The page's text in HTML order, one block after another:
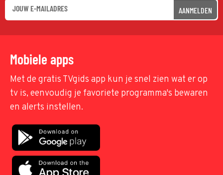
AANMELDEN
Mobiele apps
Met de gratis TVgids app kun je snel zien wat er op
tv is, eenvoudig je favoriete programma's bewaren
en alerts instellen.